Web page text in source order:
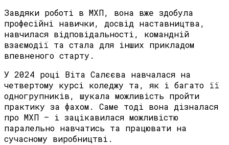
Завдяки роботі в МХП, вона вже здобула
професійні навички, досвід наставництва,
навчилася відповідальності, командній
взаємодії та стала для інших прикладом
впевненого старту.
У 2024 році Віта Салєєва навчалася на
четвертому курсі коледжу та, як і багато її
одногрупників, шукала можливість пройти
практику за фахом. Саме тоді вона дізналася
про МХП — і зацікавилася можливістю
паралельно навчатись та працювати на
сучасному виробництві.